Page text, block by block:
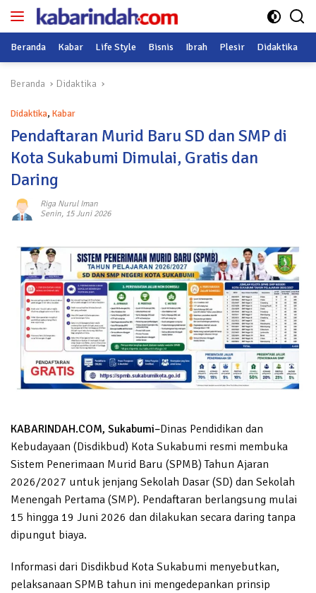
Langsung
Beranda Kabar Life Style Bisnis Ibrah Plesir Didaktika
Beranda Didaktika
Didaktika, Kabar
Pendaftaran Murid Baru SD dan SMP di
Kota Sukabumi Dimulai, Gratis dan
Daring
Riga Nurul Iman
Senin, 15 Juni 2026
KABARINDAH.COM, Sukabumi–Dinas Pendidikan dan
Kebudayaan (Disdikbud) Kota Sukabumi resmi membuka
Sistem Penerimaan Murid Baru (SPMB) Tahun Ajaran
2026/2027 untuk jenjang Sekolah Dasar (SD) dan Sekolah
Menengah Pertama (SMP). Pendaftaran berlangsung mulai
15 hingga 19 Juni 2026 dan dilakukan secara daring tanpa
dipungut biaya.
Informasi dari Disdikbud Kota Sukabumi menyebutkan,
pelaksanaan SPMB tahun ini mengedepankan prinsip